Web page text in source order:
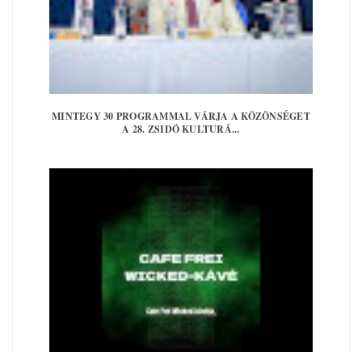
MINTEGY 30 PROGRAMMAL VÁRJA A KÖZÖNSÉGET
A 28. ZSIDÓ KULTURÁ...